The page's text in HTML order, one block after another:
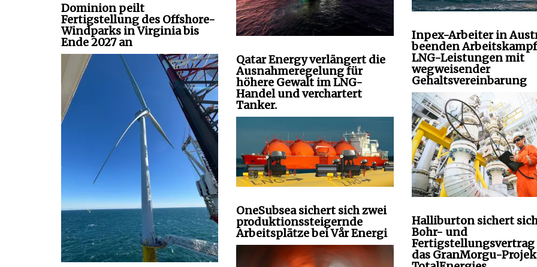
Dominion peilt
Fertigstellung des Offshore-
Windparks in Virginia bis
Ende 2027 an
Qatar Energy verlängert die
Ausnahmeregelung für
höhere Gewalt im LNG-
Handel und verchartert
Tanker.
OneSubsea sichert sich zwei
produktionssteigernde
Arbeitsplätze bei Vår Energi
Inpex-Arbeiter in
beenden
LNG-Leistungen mit
wegweisender
Gehaltsvereinbarung
Halliburton sichert
Bohr- und
das GranMorgu-